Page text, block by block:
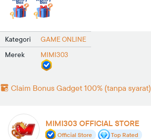
Kategori
GAME ONLINE
Merek
MIMI303
Claim Bonus Gadget 100% (tanpa syarat)
MIMI303 OFFICIAL STORE
Official Store Top Rated